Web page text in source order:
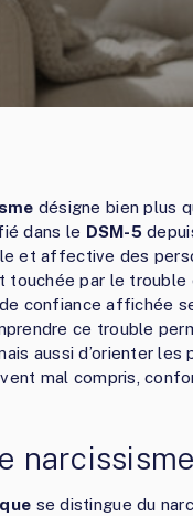
désigne bien plus
dans le DSM-5
et affective des
touchée par le trouble
confiance affichée
ce trouble
aussi d’orienter
mal compris,
se distingue du